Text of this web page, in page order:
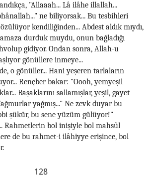
"Allaaah... Lâ ilâhe illallah...
ne biliyorsak... Bu tesbihleri
kendiliğinden... Abdest aldık mıydı,
durduk muydu, onun bağladığı
gidiyor. Ondan sonra, Allah-u
gönüllere inmeye...
o gönüller... Hani yeşeren tarlaların
Rençber bakar: "Oooh, yemyeşil
Başaklarını sallamışlar, yeşil, gayet
yağmış..." Ne zevk duyar bu
şükür, bu sene yüzüm gülüyor!"
Rahmetlerin bol inişiyle bol mahsûl
de bu rahmet-i ilâhiyye erişince, bol
128